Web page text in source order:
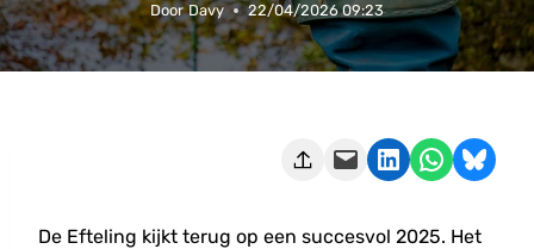
Door Davy 22/04/2026 09:23
Deze pagina e-mailen Delen op LinkedIn Delen via WhatsApp Share on Bluesky
De Efteling kijkt terug op een succesvol 2025. Het